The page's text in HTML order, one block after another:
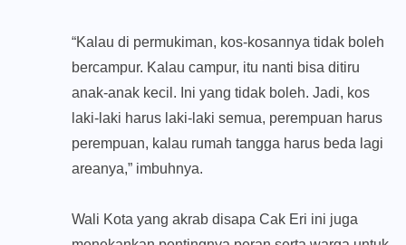
“Kalau di permukiman, kos-kosannya tidak boleh
bercampur. Kalau campur, itu nanti bisa ditiru
anak-anak kecil. Ini yang tidak boleh. Jadi, kos
laki-laki harus laki-laki semua, perempuan harus
perempuan, kalau rumah tangga harus beda lagi
areanya,” imbuhnya.
Wali Kota yang akrab disapa Cak Eri ini juga